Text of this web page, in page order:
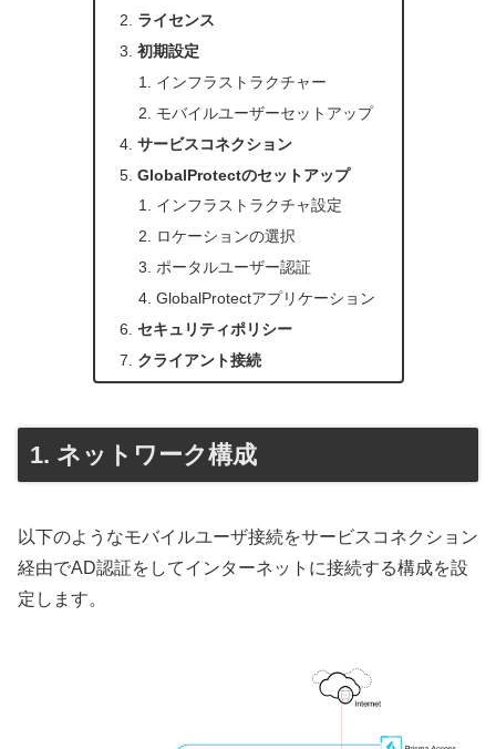
ライセンス
初期設定
インフラストラクチャー
モバイルユーザーセットアップ
サービスコネクション
GlobalProtectのセットアップ
インフラストラクチャ設定
ロケーションの選択
ポータルユーザー認証
GlobalProtectアプリケーション
セキュリティポリシー
クライアント接続
ネットワーク構成
以下のようなモバイルユーザ接続をサービスコネクション
経由でAD認証をしてインターネットに接続する構成を設
定します。